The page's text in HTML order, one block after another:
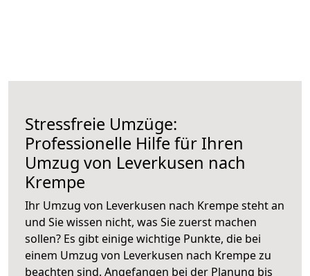
Stressfreie Umzüge:
Professionelle Hilfe für Ihren
Umzug von Leverkusen nach
Krempe
Ihr Umzug von Leverkusen nach Krempe steht an
und Sie wissen nicht, was Sie zuerst machen
sollen? Es gibt einige wichtige Punkte, die bei
einem Umzug von Leverkusen nach Krempe zu
beachten sind. Angefangen bei der Planung bis